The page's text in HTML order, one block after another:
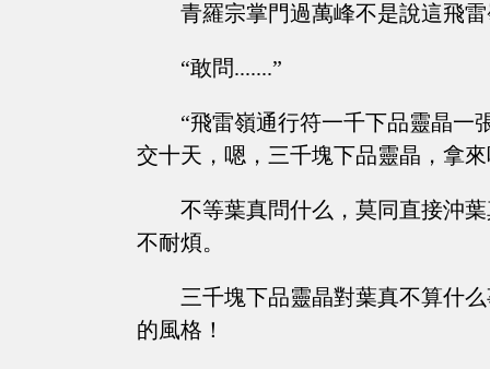
青羅宗掌門過萬峰不是說這飛
“敢問.......”
“飛雷嶺通行符一千下品靈晶一
交十天，嗯，三千塊下品靈晶，拿來
不等葉真問什么，莫同直接沖
不耐煩。
三千塊下品靈晶對葉真不算什
的風格！